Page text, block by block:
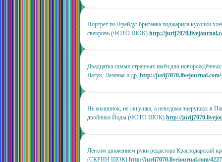
Портрет по Фрейду: британка поджарила кусочки
свекровь (ФОТО ШОК) http://
Двадцатка самых странных имён для
Латук, Лазанья и др. http://jurij7070.livejournal.com/
Не мышонок, не лягушка, а неведома зверушка: в
двойника Йоды (ФОТО ШОК) http://
Лёгким движением руки редактора Краснодарский
(СКРИН ШОК) http://jurij7070.livejournal.com/